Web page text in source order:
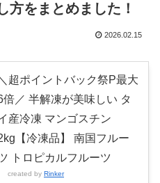
方をまとめました！
2026.02.15
超ポイントバック祭P最大
倍／ 半解凍が美味しい タ
産冷凍 マンゴスチン
【冷凍品】 南国フルー
トロピカルフルーツ
created by Rinker